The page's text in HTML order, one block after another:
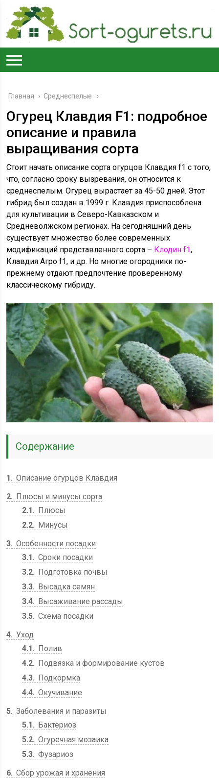
Главная › Среднеспелые
Огурец Клавдия F1: подробное
описание и правила
выращивания сорта
Стоит начать описание сорта огурцов Клавдия f1 с того,
что, согласно сроку вызревания, он относится к
среднеспелым. Огурец вырастает за 45-50 дней. Этот
гибрид был создан в 1999 г. Клавдия приспособлена
для культивации в Северо-Кавказском и
Средневолжском регионах. На сегодняшний день
существует множество более современных
модификаций представленного сорта – Клодин f1,
Клавдия Агро f1, и др. Но многие огородники по-
прежнему отдают предпочтение проверенному
классическому гибриду.
Содержание
1
Описание огурцов Клавдия
2
Плюсы и минусы сорта
2.1
Плюсы
2.2
Минусы
3 Особенности посадки
3.1
Сроки посадки
3.2
Подготовка почвы
3.3
Высадка семян
3.4
Высаживание рассады
3.5 Схема посадки
4 Уход
4.1
Полив
4.2
Подвязка и формирование кустов
4.3
Подкормка
4.4 Окучивание
5 Заболевания и паразиты
5.1
Бактериоз
5.2 Огуречная мозаика
5.3 Фузариоз
6 Сбор урожая и хранения